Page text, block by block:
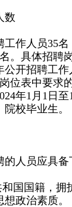
数
作人员35名
。具体招聘
公开招聘工
位表中要求
年1月1日
校毕业生。
人员应具备
国籍，拥
政治素质。